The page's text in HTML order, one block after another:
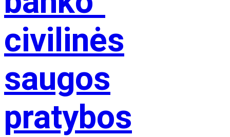
civilinės
saugos
pratybos